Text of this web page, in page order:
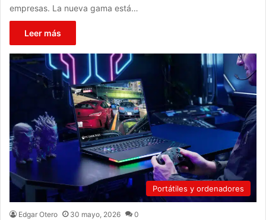
empresas. La nueva gama está…
Leer más
Portátiles y ordenadores
Edgar Otero 30 mayo, 2026 0